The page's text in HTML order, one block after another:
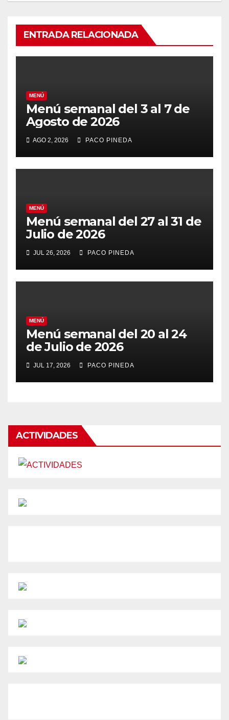
ENTRADA RELACIONADA
MENÚ
Menú semanal del 3 al 7 de
Agosto de 2026
AGO 2, 2026 PACO PINEDA
MENÚ
Menú semanal del 27 al 31 de
Julio de 2026
JUL 26, 2026 PACO PINEDA
MENÚ
Menú semanal del 20 al 24
de Julio de 2026
JUL 17, 2026 PACO PINEDA
ACTIVIDADES